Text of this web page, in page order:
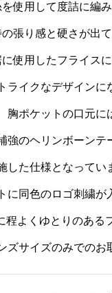
使用して度詰に編み
張り感と硬さが出て
使用したフライスに
ライクなデザインに
胸ポケットの口元に
強のヘリンボーンテ
した仕様となってい
に同色のロゴ刺繍が
程よくゆとりのある
ズサイズのみでのお